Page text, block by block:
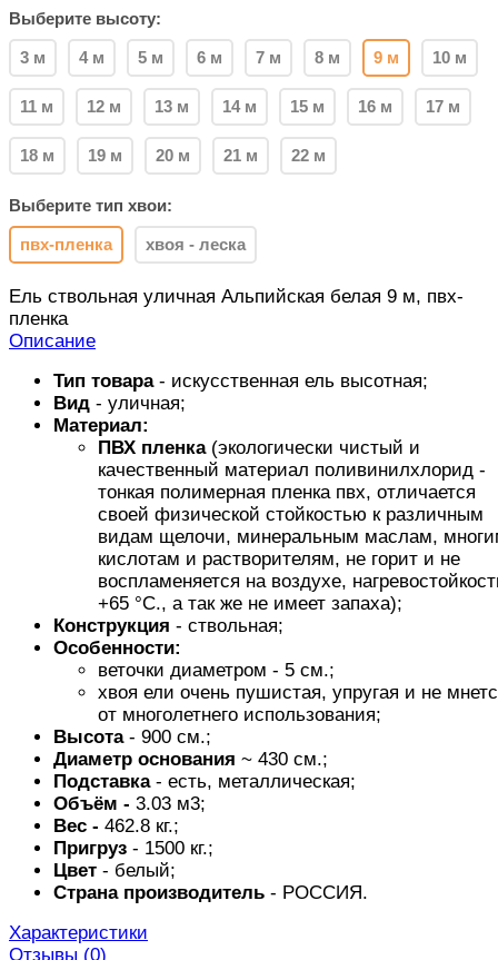
Выберите высоту:
3 м 4 м 5 м 6 м 7 м 8 м 9 м 10 м
11 м 12 м 13 м 14 м 15 м 16 м 17 м
18 м 19 м 20 м 21 м 22 м
Выберите тип хвои:
пвх-пленка хвоя - леска
Ель ствольная уличная Альпийская белая 9 м, пвх-
пленка
Описание
Тип товара- искусственная ель высотная;
Вид - уличная;
Материал:
ПВХ пленка(экологически чистый и
качественный материал поливинилхлорид -
тонкая полимерная пленка пвх, отличается
своей физической стойкостью к различным
видам щелочи, минеральным маслам,
кислотам и растворителям, не горит и не
воспламеняется на воздухе,
+65 °C., а так же не имеет запаха);
Конструкция - ствольная;
Особенности:
веточки диаметром - 5 см.;
хвоя ели очень пушистая, упругая и не
от многолетнего использования;
Высота- 900 см.;
Диаметр основания ~ 430 см.;
Подставка- есть, металлическая;
Объём - 3.03 м3;
Вес - 462.8 кг.;
Пригруз - 1500 кг.;
Цвет - белый;
Страна производитель - РОССИЯ.
Характеристики
Отзывы (0)